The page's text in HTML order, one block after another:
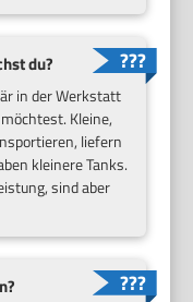
du?
in der Werkstatt
Kleine,
liefern
kleinere Tanks.
sind aber